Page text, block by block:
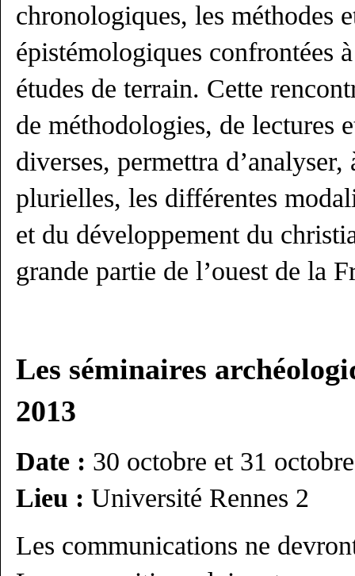
chronologiques, les méthodes
épistémologiques confrontées
études de terrain. Cette
de méthodologies, de lectures
diverses, permettra d’analyser,
plurielles, les différentes
et du développement du
grande partie de l’ouest de la
Les séminaires
2013
Date : 30 octobre et 31
Lieu : Université Rennes 2
Les communications ne